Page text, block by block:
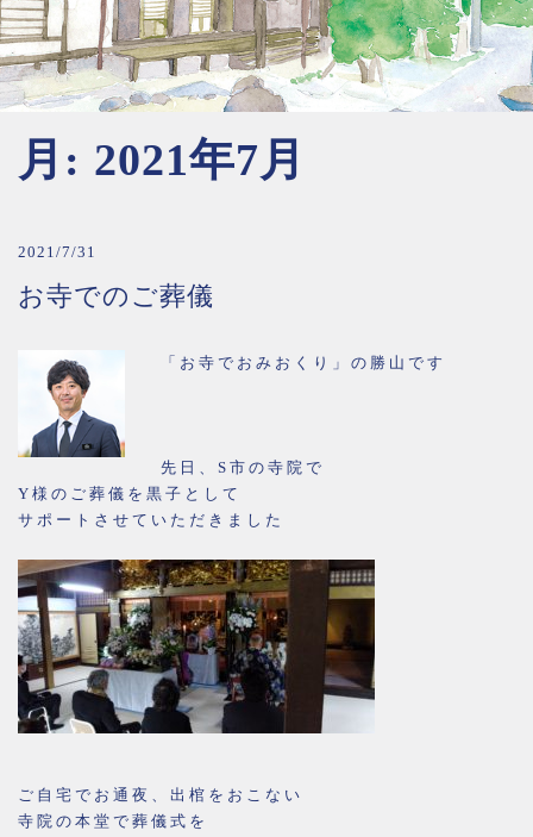
月: 2021年7月
2021/7/31
お寺でのご葬儀
「お寺でおみおくり」の勝山です
先日、S市の寺院で
Y様のご葬儀を黒子として
サポートさせていただきました
ご自宅でお通夜、出棺をおこない
寺院の本堂で葬儀式を